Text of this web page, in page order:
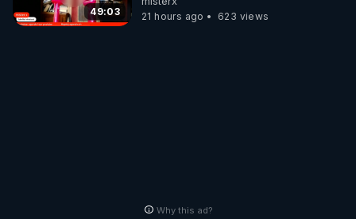
49:03
21 hours ago
623 views
Why this ad?